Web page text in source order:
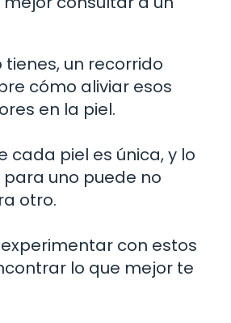
tienes, un recorrido
cómo aliviar esos
en la piel.
cada piel es única, y lo
uno puede no
otro.
con estos
lo que mejor te